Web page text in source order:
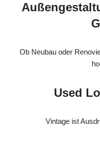
Ob Neubau oder
Used
Vintage ist